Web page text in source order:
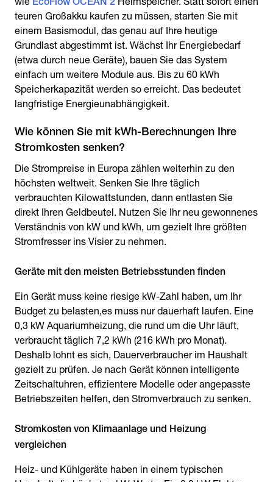
teuren Großakku kaufen zu müssen, starten Sie mit
einem Basismodul, das genau auf Ihre heutige
Grundlast abgestimmt ist. Wächst Ihr Energiebedarf
(etwa durch neue Geräte), bauen Sie das System
einfach um weitere Module aus. Bis zu 60 kWh
Speicherkapazität werden so erreicht. Das bedeutet
langfristige Energieunabhängigkeit.
Wie können Sie mit kWh-Berechnungen Ihre
Stromkosten senken?
Die Strompreise in Europa zählen weiterhin zu den
höchsten weltweit. Senken Sie Ihre täglich
verbrauchten Kilowattstunden, dann entlasten Sie
direkt Ihren Geldbeutel. Nutzen Sie Ihr neu gewonnenes
Verständnis von kW und kWh, um gezielt Ihre größten
Stromfresser ins Visier zu nehmen.
Geräte mit den meisten Betriebsstunden finden
Ein Gerät muss keine riesige kW-Zahl haben, um Ihr
Budget zu belasten,es muss nur dauerhaft laufen. Eine
0,3 kW Aquariumheizung, die rund um die Uhr läuft,
verbraucht täglich 7,2 kWh (216 kWh pro Monat).
Deshalb lohnt es sich, Dauerverbraucher im Haushalt
gezielt zu prüfen. Je nach Gerät können intelligente
Zeitschaltuhren, effizientere Modelle oder angepasste
Betriebszeiten helfen, den Stromverbrauch zu senken.
Stromkosten von Klimaanlage und Heizung
vergleichen
Heiz- und Kühlgeräte haben in einem typischen